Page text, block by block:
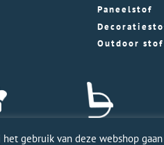
Paneelstof
Outdoor stof
gebruik van deze webshop